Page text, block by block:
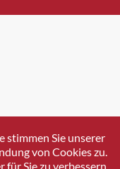
stimmen Sie unserer
von Cookies zu.
Sie zu verbessern.